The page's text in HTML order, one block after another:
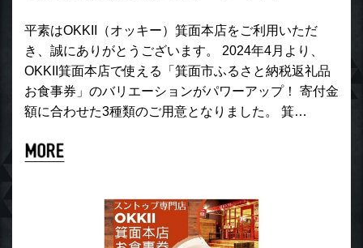
平素はOKKII（オッキー）箕面本店をご利用いただ
き、誠にありがとうございます。 2024年4月より、
OKKII箕面本店で使える「箕面市ふるさと納税返礼品
お食事券」のバリエーションがパワーアップ！ 寄付金
額に合わせた3種類のご用意となりました。 箕…